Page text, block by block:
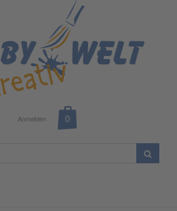
Anmelden